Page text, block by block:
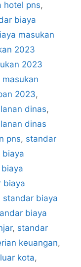
hotel pns,
biaya
masukan
2023
2023
2023,
dinas,
dinas
pns, standar
biaya
biaya
standar biaya
biaya
, standar
keuangan,
kota,